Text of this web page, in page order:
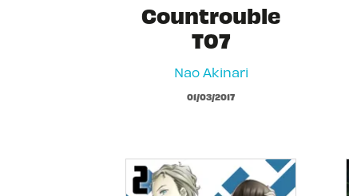
Countrouble
T07
Nao Akinari
01/03/2017